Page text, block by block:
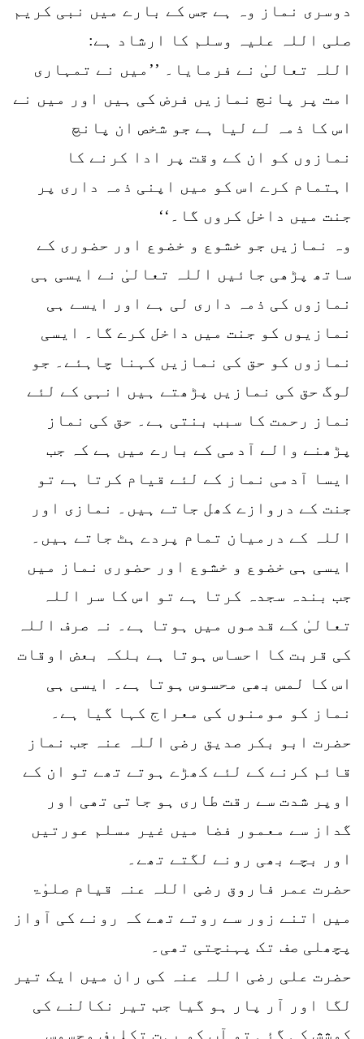
دوسری نماز وہ ہے جس کے بارے میں نبی کریم
صلی اللہ علیہ وسلم کا ارشاد ہے:
اللہ تعالیٰ نے فرمایا۔ ’’میں نے تمہاری
امت پر پانچ نمازیں فرض کی ہیں اور میں نے
اس کا ذمہ لے لیا ہے جو شخص ان پانچ
نمازوں کو ان کے وقت پر ادا کرنے کا
اہتمام کرے اس کو میں اپنی ذمہ داری پر
جنت میں داخل کروں گا۔‘‘
وہ نمازیں جو خشوع و خضوع اور حضوری کے
ساتھ پڑھی جائیں اللہ تعالیٰ نے ایسی ہی
نمازوں کی ذمہ داری لی ہے اور ایسے ہی
نمازیوں کو جنت میں داخل کرے گا۔ ایسی
نمازوں کو حق کی نمازیں کہنا چاہئے۔ جو
لوگ حق کی نمازیں پڑھتے ہیں انہی کے لئے
نماز رحمت کا سبب بنتی ہے۔ حق کی نماز
پڑھنے والے آدمی کے بارے میں ہے کہ جب
ایسا آدمی نماز کے لئے قیام کرتا ہے تو
جنت کے دروازے کھل جاتے ہیں۔ نمازی اور
اللہ کے درمیان تمام پردے ہٹ جاتے ہیں۔
ایسی ہی خضوع و خشوع اور حضوری نماز میں
جب بندہ سجدہ کرتا ہے تو اس کا سر اللہ
تعالیٰ کے قدموں میں ہوتا ہے۔ نہ صرف اللہ
کی قربت کا احساس ہوتا ہے بلکہ بعض اوقات
اس کا لمس بھی محسوس ہوتا ہے۔ ایسی ہی
نماز کو مومنوں کی معراج کہا گیا ہے۔
حضرت ابو بکر صدیق رضی اللہ عنہ جب نماز
قائم کرنے کے لئے کھڑے ہوتے تھے تو ان کے
اوپر شدت سے رقت طاری ہو جاتی تھی اور
گداز سے معمور فضا میں غیر مسلم عورتیں
اور بچے بھی رونے لگتے تھے۔
حضرت عمر فاروق رضی اللہ عنہ قیام صلوٰۃ
میں اتنے زور سے روتے تھے کہ رونے کی آواز
پچھلی صف تک پہنچتی تھی۔
حضرت علی رضی اللہ عنہ کی ران میں ایک تیر
لگا اور آر پار ہو گیا جب تیر نکالنے کی
کوشش کی گئی تو آپ کو بہت تکلیف محسوس